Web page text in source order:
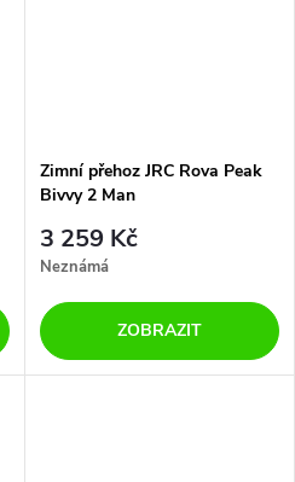
Zimní přehoz JRC Rova Peak
Bivvy 2 Man
3 259 Kč
Neznámá
ZOBRAZIT